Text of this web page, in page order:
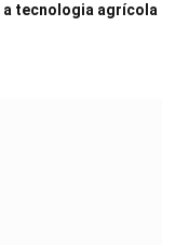
a tecnologia agrícola